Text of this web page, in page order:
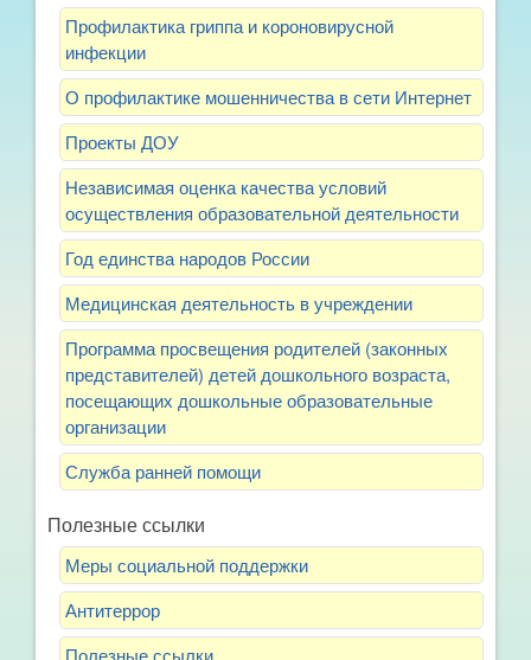
Профилактика гриппа и короновирусной
инфекции
О профилактике мошенничества в сети Интернет
Проекты ДОУ
Независимая оценка качества условий
осуществления образовательной деятельности
Год единства народов России
Медицинская деятельность в учреждении
Программа просвещения родителей (законных
представителей) детей дошкольного возраста,
посещающих дошкольные образовательные
организации
Служба ранней помощи
Полезные ссылки
Меры социальной поддержки
Антитеррор
Полезные ссылки